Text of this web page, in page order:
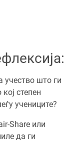
учество што ги
степен
учениците?
Share или
да ги